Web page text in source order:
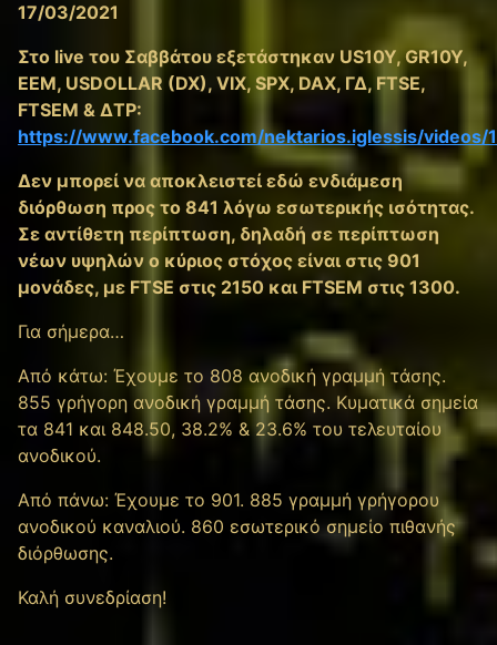
17/03/2021
Στο live του Σαββάτου εξετάστηκαν US10Y, GR10Y,
EEM, USDOLLAR (DX), VIX, SPX, DAX, ΓΔ, FTSE,
FTSEM & ΔΤΡ:
https://www.facebook.com/nektarios.iglessis/
Δεν μπορεί να αποκλειστεί εδώ ενδιάμεση
διόρθωση προς το 841 λόγω εσωτερικής ισότητας.
Σε αντίθετη περίπτωση, δηλαδή σε περίπτωση
νέων υψηλών ο κύριος στόχος είναι στις 901
μονάδες, με FTSE στις 2150 και FTSΕΜ στις 1300.
Για σήμερα…
Από κάτω: Έχουμε τo 808 ανοδική γραμμή τάσης.
855 γρήγορη ανοδική γραμμή τάσης. Κυματικά σημεία
τα 841 και 848.50, 38.2% & 23.6% του τελευταίου
ανοδικού.
Από πάνω: Έχουμε το 901. 885 γραμμή γρήγορου
ανοδικού καναλιού. 860 εσωτερικό σημείο πιθανής
διόρθωσης.
Καλή συνεδρίαση!